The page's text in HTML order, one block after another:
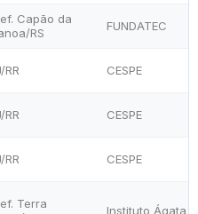
Capão da
RS
FUNDATEC
RR CESPE
RR CESPE
RR CESPE
Terra
Instituto Ágata